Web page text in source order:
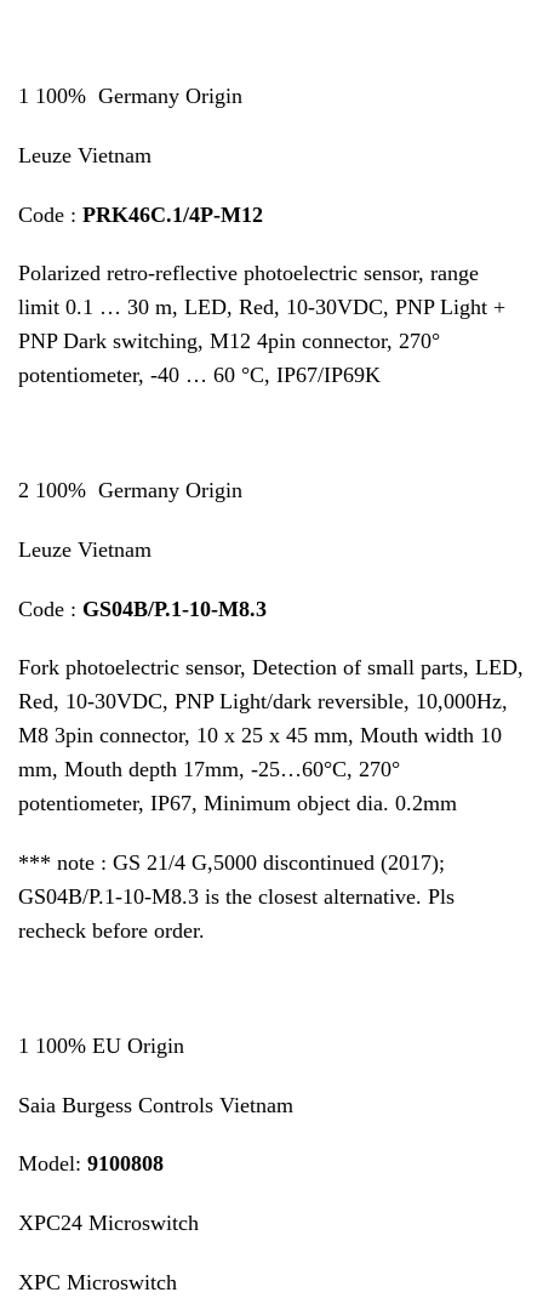
1 100% Germany Origin
Leuze Vietnam
Code : PRK46C.1/4P-M12
Polarized retro-reflective photoelectric sensor, range
limit 0.1 … 30 m, LED, Red, 10-30VDC, PNP Light +
PNP Dark switching, M12 4pin connector, 270°
potentiometer, -40 … 60 °C, IP67/IP69K
2 100% Germany Origin
Leuze Vietnam
Code : GS04B/P.1-10-M8.3
Fork photoelectric sensor, Detection of small parts, LED,
Red, 10-30VDC, PNP Light/dark reversible, 10,000Hz,
M8 3pin connector, 10 x 25 x 45 mm, Mouth width 10
mm, Mouth depth 17mm, -25…60°C, 270°
potentiometer, IP67, Minimum object dia. 0.2mm
*** note : GS 21/4 G,5000 discontinued (2017);
GS04B/P.1-10-M8.3 is the closest alternative. Pls
recheck before order.
1 100% EU Origin
Saia Burgess Controls Vietnam
Model: 9100808
XPC24 Microswitch
XPC Microswitch